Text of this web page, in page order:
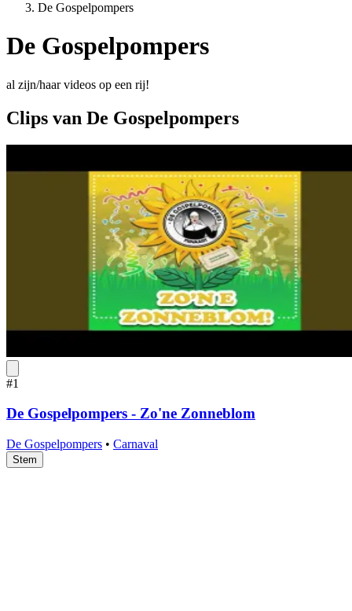
De Gospelpompers
De Gospelpompers
al zijn/haar videos op een rij!
Clips van De Gospelpompers
#1
De Gospelpompers - Zo'ne Zonneblom
De Gospelpompers • Carnaval
Stem